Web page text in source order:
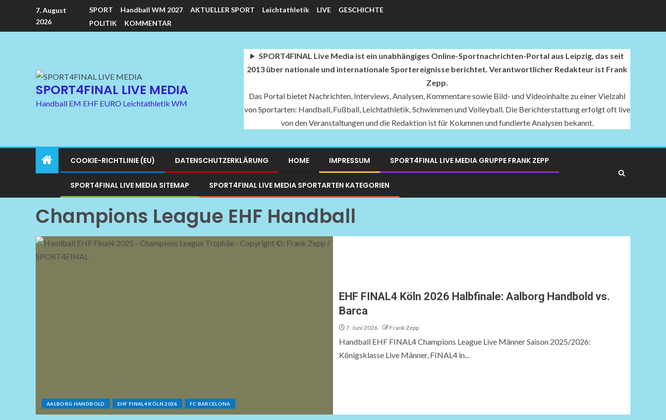
7. August
2026
SPORT Handball WM 2027 AKTUELLER SPORT Leichtathletik LIVE
GESCHICHTE
POLITIK
KOMMENTAR
SPORT4FINAL LIVE MEDIA
Handball EM EHF EURO Leichtathletik WM
SPORT4FINAL Live Media ist ein unabhängiges Online-Sportnachrichten-Portal aus Leipzig, das seit
2013 über nationale und internationale Sportereignisse berichtet. Verantwortlicher Redakteur ist Frank
Zepp.
Das Portal bietet Nachrichten, Interviews, Analysen, Kommentare sowie Bild- und Videoinhalte zu einer Vielzahl
von Sportarten: Handball, Fußball, Leichtathletik, Schwimmen und Volleyball. Die Berichterstattung erfolgt oft live
von den Veranstaltungen und die Redaktion ist für Kolumnen und fundierte Analysen bekannt.
COOKIE-RICHTLINIE (EU) DATENSCHUTZERKLÄRUNG HOME IMPRESSUM SPORT4FINAL LIVE MEDIA GRUPPE FRANK ZEPP
SPORT4FINAL LIVE MEDIA SITEMAP SPORT4FINAL LIVE MEDIA SPORTARTEN KATEGORIEN
Champions League EHF Handball
AALBORG HANDBOLD EHF FINAL4 KÖLN 2026 FC BARCELONA
EHF FINAL4 Köln 2026 Halbfinale: Aalborg Handbold vs.
Barca
7. Juni 2026 Frank Zepp
Handball EHF FINAL4 Champions League Live Männer Saison 2025/2026:
Königsklasse Live Männer, FINAL4 in...